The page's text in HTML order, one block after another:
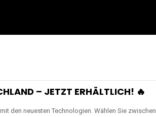
– JETZT ERHÄLTLICH! 🔥
mit den neuesten Technologien. Wählen Sie zwischen